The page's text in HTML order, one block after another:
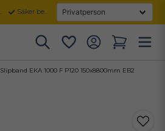
Säker betalning
Slipband EKA 1000 F P120 150x8800mm EB2